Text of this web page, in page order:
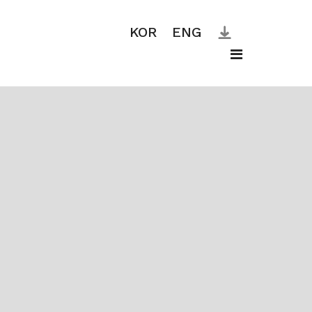
KOR ENG